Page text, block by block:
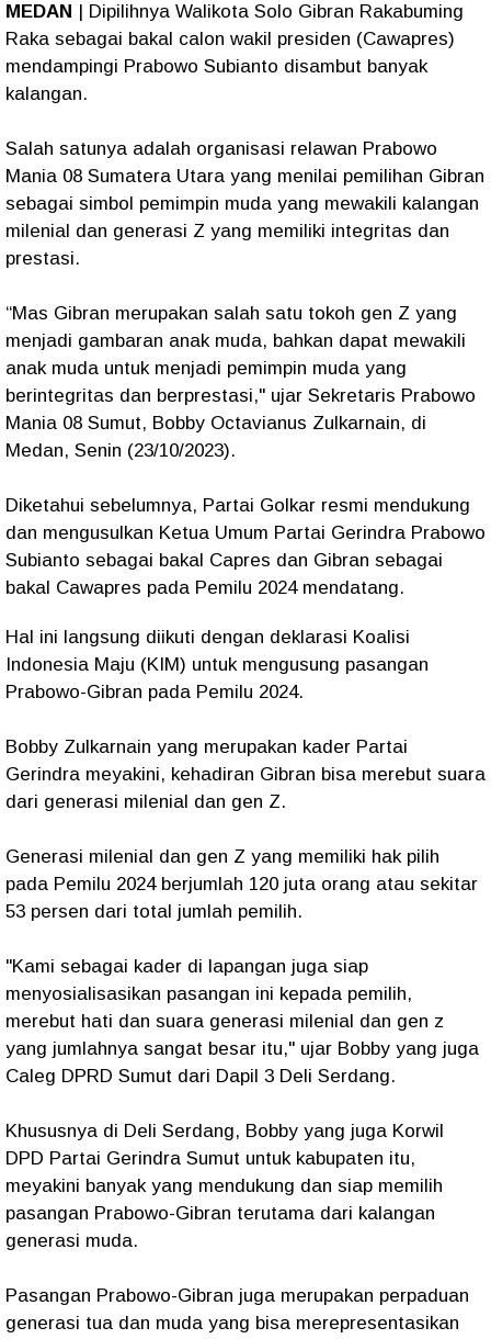
MEDAN
| Dipilihnya Walikota Solo Gibran Rakabuming
Raka sebagai bakal calon wakil presiden (Cawapres)
mendampingi Prabowo Subianto disambut banyak
kalangan.
Salah satunya adalah organisasi relawan Prabowo
Mania 08 Sumatera Utara yang menilai pemilihan Gibran
sebagai simbol pemimpin muda yang mewakili kalangan
milenial dan generasi Z yang memiliki integritas dan
prestasi.
“Mas Gibran merupakan salah satu tokoh gen Z yang
menjadi gambaran anak muda, bahkan dapat mewakili
anak muda untuk menjadi pemimpin muda yang
berintegritas dan berprestasi," ujar Sekretaris Prabowo
Mania 08 Sumut, Bobby Octavianus Zulkarnain, di
Medan, Senin (23/10/2023).
Diketahui sebelumnya, Partai Golkar resmi mendukung
dan mengusulkan Ketua Umum Partai Gerindra Prabowo
Subianto sebagai bakal Capres dan Gibran sebagai
bakal Cawapres pada Pemilu 2024 mendatang.
Hal ini langsung diikuti dengan deklarasi Koalisi
Indonesia Maju (KIM) untuk mengusung pasangan
Prabowo-Gibran pada Pemilu 2024.
Bobby Zulkarnain yang merupakan kader Partai
Gerindra meyakini, kehadiran Gibran bisa merebut suara
dari generasi milenial dan gen Z.
Generasi milenial dan gen Z yang memiliki hak pilih
pada Pemilu 2024 berjumlah 120 juta orang atau sekitar
53 persen dari total jumlah pemilih.
"Kami sebagai kader di lapangan juga siap
menyosialisasikan pasangan ini kepada pemilih,
merebut hati dan suara generasi milenial dan gen z
yang jumlahnya sangat besar itu," ujar Bobby yang juga
Caleg DPRD Sumut dari Dapil 3 Deli Serdang.
Khususnya di Deli Serdang, Bobby yang juga Korwil
DPD Partai Gerindra Sumut untuk kabupaten itu,
meyakini banyak yang mendukung dan siap memilih
pasangan Prabowo-Gibran terutama dari kalangan
generasi muda.
Pasangan Prabowo-Gibran juga merupakan perpaduan
generasi tua dan muda yang bisa merepresentasikan